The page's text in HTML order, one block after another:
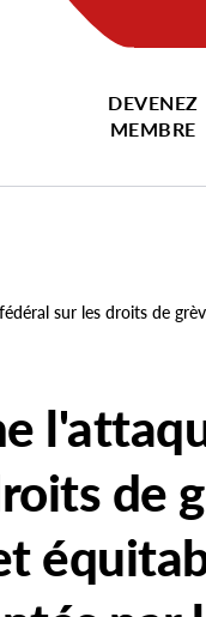
DEVENEZ
MEMBRE
sur les droits de
de